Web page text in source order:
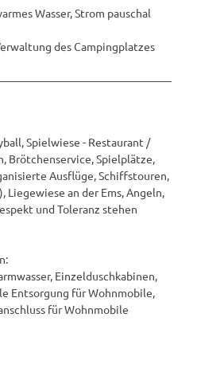
Wasser, Strom pauschal
des Campingplatzes
Spielwiese - Restaurant /
Brötchenservice, Spielplätze,
Ausflüge, Schiffstouren,
Liegewiese an der Ems, Angeln,
und Toleranz stehen
Einzelduschkabinen,
Entsorgung für Wohnmobile,
für Wohnmobile